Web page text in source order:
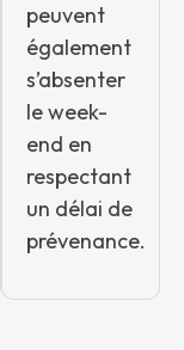
peuvent
également
s’absenter
le week-
end en
respectant
un délai de
prévenance.